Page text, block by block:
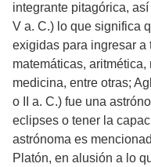
integrante pitagórica,
V a. C.) lo que significa
exigidas para ingresar a
matemáticas,
medicina, entre otras;
o II a. C.) fue una
eclipses o tener la
astrónoma es
Platón, en alusión a lo